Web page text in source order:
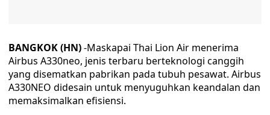
BANGKOK (HN)-Maskapai Thai Lion Air menerima
Airbus A330neo, jenis terbaru berteknologi canggih
yang disematkan pabrikan pada tubuh pesawat. Airbus
A330NEO didesain untuk menyuguhkan keandalan dan
memaksimalkan efisiensi.